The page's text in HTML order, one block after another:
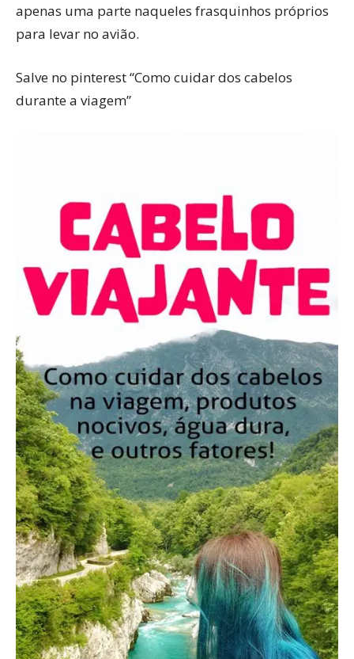
apenas uma parte naqueles frasquinhos próprios
para levar no avião.
Salve no pinterest “Como cuidar dos cabelos
durante a viagem”